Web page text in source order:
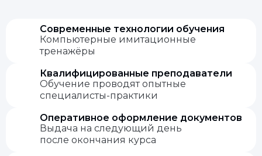
Современные технологии обучения
Компьютерные имитационные
тренажёры
Квалифицированные преподаватели
Обучение проводят опытные
специалисты-практики
Оперативное оформление документов
Выдача на следующий день
после окончания курса